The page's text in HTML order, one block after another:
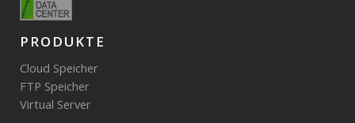
PRODUKTE
Cloud Speicher
FTP Speicher
Virtual Server